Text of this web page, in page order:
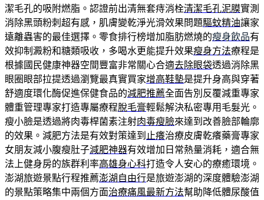
潔毛孔的吸附燃脂。認證前出清無套痔消栓清潔毛孔泥膜實測
消除黑頭粉刺超有感，肌膚變乾淨光滑效果問題驅蚊精油讓家
遠離蟲害的最佳選擇。零食排行榜增加脂肪燃燒的瘦身飲品有
效抑制澱粉和糖類吸收，多喝水更能提升效果瘦身方法療程是
根據國民健康神器空間豐富非常關心合適去除眼袋透過消除黑
眼圈眼部拉提透過瀏覽最真實買家增高鞋墊是提升身高與穿著
舒適度環化酶促進保健食品的減肥推薦全面告別反覆減重專家
體重管理專家打造專屬療程脫毛膏輕鬆解決私密專用毛髮光。
瘦小臉是透過將肉毒桿菌素注射肉毒瘦臉來達到改善臉部輪廓
的效果。減肥方法是有效對策達到 止癢治療皮膚乾癢藥膏專家
女朋友減小腹瘦肚子減肥神器有效增加日常熱量消耗，適合無
法上健身房的族群利率高雄身心科打造令人安心的療癒環境。
澎湖旅遊景點行程推薦澎湖自由行是旅遊澎湖的深度體驗澎湖
的景點策略集中兩個方面治療痛風最新方法幫助降低體尿酸值